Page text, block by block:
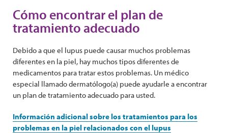
Cómo encontrar el plan de
tratamiento adecuado
Debido a que el lupus puede causar muchos problemas
diferentes en la piel, hay muchos tipos diferentes de
medicamentos para tratar estos problemas. Un médico
especial llamado dermatólogo(a) puede ayudarle a encontrar
un plan de tratamiento adecuado para usted.
Información adicional sobre los tratamientos para los
problemas en la piel relacionados con el lupus